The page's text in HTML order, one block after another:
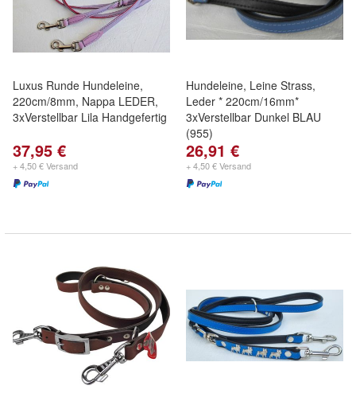
Luxus Runde Hundeleine,
220cm/8mm, Nappa LEDER,
3xVerstellbar Lila Handgefertig
37,95 €
+ 4,50 € Versand
Hundeleine, Leine Strass,
Leder * 220cm/16mm*
3xVerstellbar Dunkel BLAU
(955)
26,91 €
+ 4,50 € Versand